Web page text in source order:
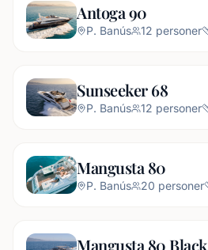
Antoga 90
P. Banús 12 personer
Sunseeker 68
P. Banús 12 personer
Mangusta 80
P. Banús 20 personer
Mangusta 80 Black